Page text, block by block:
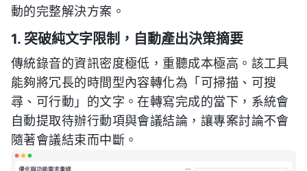
動的完整解決方案。
1. 突破純文字限制，自動產出決策摘要
傳統錄音的資訊密度極低，重聽成本極高。該工具
能夠將冗長的時間型內容轉化為「可掃描、可搜
尋、可行動」的文字。在轉寫完成的當下，系統會
自動提取待辦行動項與會議結論，讓專案討論不會
隨著會議結束而中斷。